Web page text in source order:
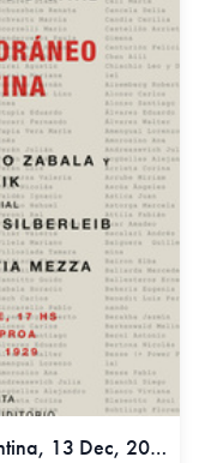
Dibujo Contemporáneo en la Argentina, 13 Dec, 2014